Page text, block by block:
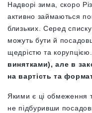
Надворі зима, скоро
активно займаються
близьких. Серед
можуть бути й
щедрістю та
винятками), але в
на вартість та
Якими є ці обмеження
не підбуривши